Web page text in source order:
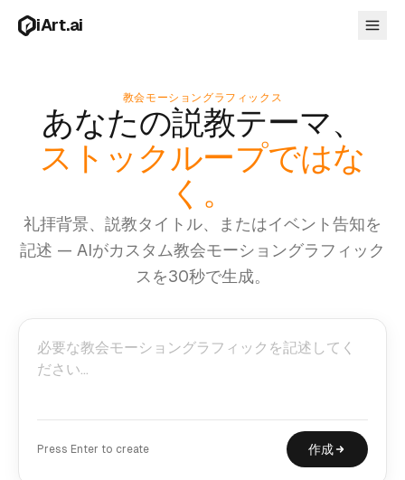
iArt.ai
ログイン
無料で始める
教会モーショングラフィックス
あなたの説教テーマ、
ストックループではな
く。
礼拝背景、説教タイトル、またはイベント告知を
記述 — AIがカスタム教会モーショングラフィック
スを30秒で生成。
Press Enter to create 作成